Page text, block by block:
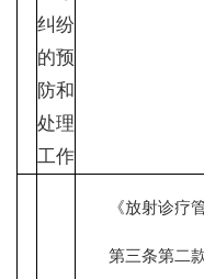
纠纷
的预
防和
处理
工作
《放射诊疗管
第三条第二款